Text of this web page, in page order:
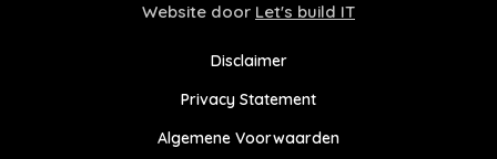
Website door Let's build IT
Disclaimer
Privacy Statement
Algemene Voorwaarden